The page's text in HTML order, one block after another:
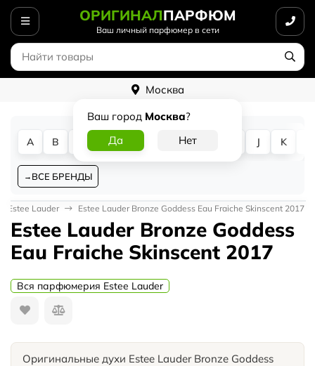
ОРИГИНАЛПАРФЮМ
Ваш личный парфюмер в сети
Москва
Ваш город Москва?
A B D G J K
ВСЕ БРЕНДЫ
Estee Lauder Estee Lauder Bronze Goddess Eau Fraiche Skinscent 2017
Estee Lauder Bronze Goddess
Eau Fraiche Skinscent 2017
Вся парфюмерия Estee Lauder
Оригинальные духи Estee Lauder Bronze Goddess